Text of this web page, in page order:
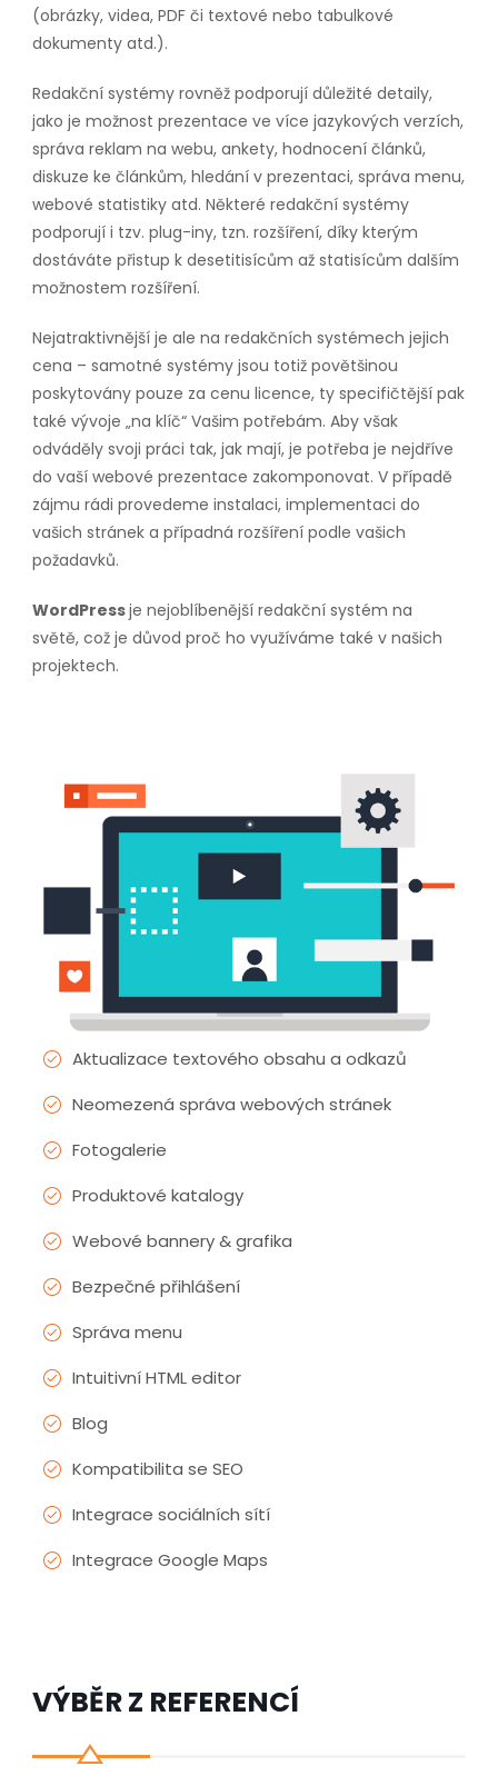
(obrázky, videa, PDF či textové nebo tabulkové
dokumenty atd.).
Redakční systémy rovněž podporují důležité detaily,
jako je možnost prezentace ve více jazykových verzích,
správa reklam na webu, ankety, hodnocení článků,
diskuze ke článkům, hledání v prezentaci, správa menu,
webové statistiky atd. Některé redakční systémy
podporují i tzv. plug-iny, tzn. rozšíření, díky kterým
dostáváte přistup k desetitisícům až statisícům dalším
možnostem rozšíření.
Nejatraktivnější je ale na redakčních systémech jejich
cena – samotné systémy jsou totiž povětšinou
poskytovány pouze za cenu licence, ty specifičtější pak
také vývoje „na klíč“ Vašim potřebám. Aby však
odváděly svoji práci tak, jak mají, je potřeba je nejdříve
do vaší webové prezentace zakomponovat. V případě
zájmu rádi provedeme instalaci, implementaci do
vašich stránek a případná rozšíření podle vašich
požadavků.
WordPressje nejoblíbenější redakční systém na
světě, což je důvod proč ho využíváme také v našich
projektech.
Aktualizace textového obsahu a odkazů
Neomezená správa webových stránek
Fotogalerie
Produktové katalogy
Webové bannery & grafika
Bezpečné přihlášení
Správa menu
Intuitivní HTML editor
Blog
Kompatibilita se SEO
Integrace sociálních sítí
Integrace Google Maps
VÝBĚR Z REFERENCÍ